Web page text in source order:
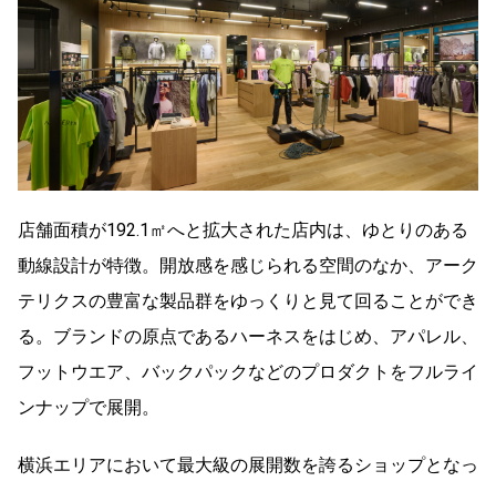
店舗面積が192.1㎡へと拡大された店内は、ゆとりのある
動線設計が特徴。開放感を感じられる空間のなか、アーク
テリクスの豊富な製品群をゆっくりと見て回ることができ
る。 ブランドの原点であるハーネスをはじめ、アパレル、
フットウエア、バックパックなどのプロダクトをフルライ
ンナップで展開。
横浜エリアにおいて最大級の展開数を誇るショップとなっ